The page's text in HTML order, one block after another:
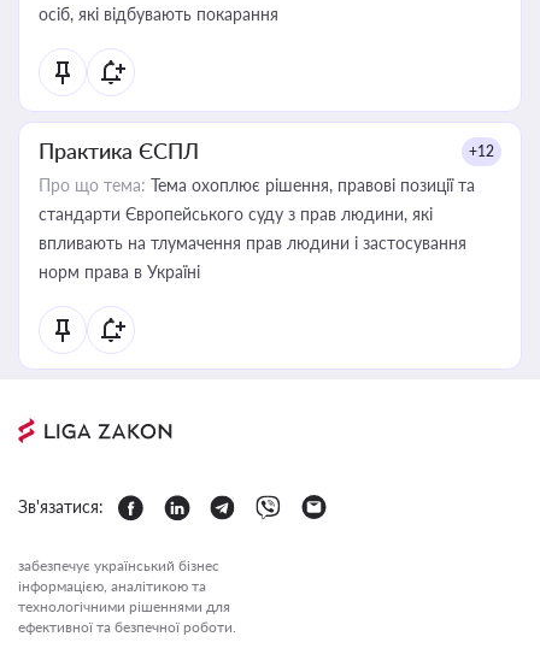
осіб, які відбувають покарання
Практика ЄСПЛ +12
Про що тема: Тема охоплює рішення, правові позиції та
стандарти Європейського суду з прав людини, які
впливають на тлумачення прав людини і застосування
норм права в Україні
Зв'язатися:
забезпечує український бізнес
інформацією, аналітикою та
технологічними рішеннями для
ефективної та безпечної роботи.